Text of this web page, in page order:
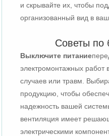
и скрывайте их, чтобы
организованный вид в
Советы по
Выключите питание
электромонтажных работ
случаев или травм.
продукцию, чтобы
надежность вашей
вентиляция имеет
электрическими